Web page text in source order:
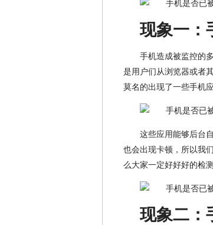
现象一：
手机造成被监控的
是用户们从浏览器或者
莫名的出现了一些手机
这些应用能够后台
也会出现卡顿，所以我
么大家一定好好好的检
现象二：